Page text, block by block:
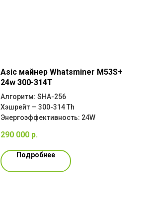
Asic майнер Whatsminer M53S+
24w 300-314T
Алгоритм: SHA-256
Хэшрейт — 300-314 Th
Энергоэффективность: 24W
290 000 р.
Подробнее